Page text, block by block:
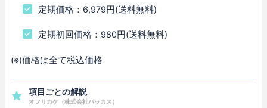
定期価格：6,979円(送料無料)
定期初回価格：980円(送料無料)
(※)価格は全て税込価格
項目ごとの解説
オフリカケ（株式会社バッカス）